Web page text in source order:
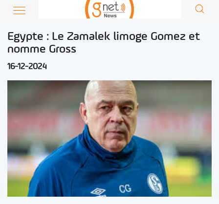
Egypte : Le Zamalek limoge Gomez et
nomme Gross
16-12-2024